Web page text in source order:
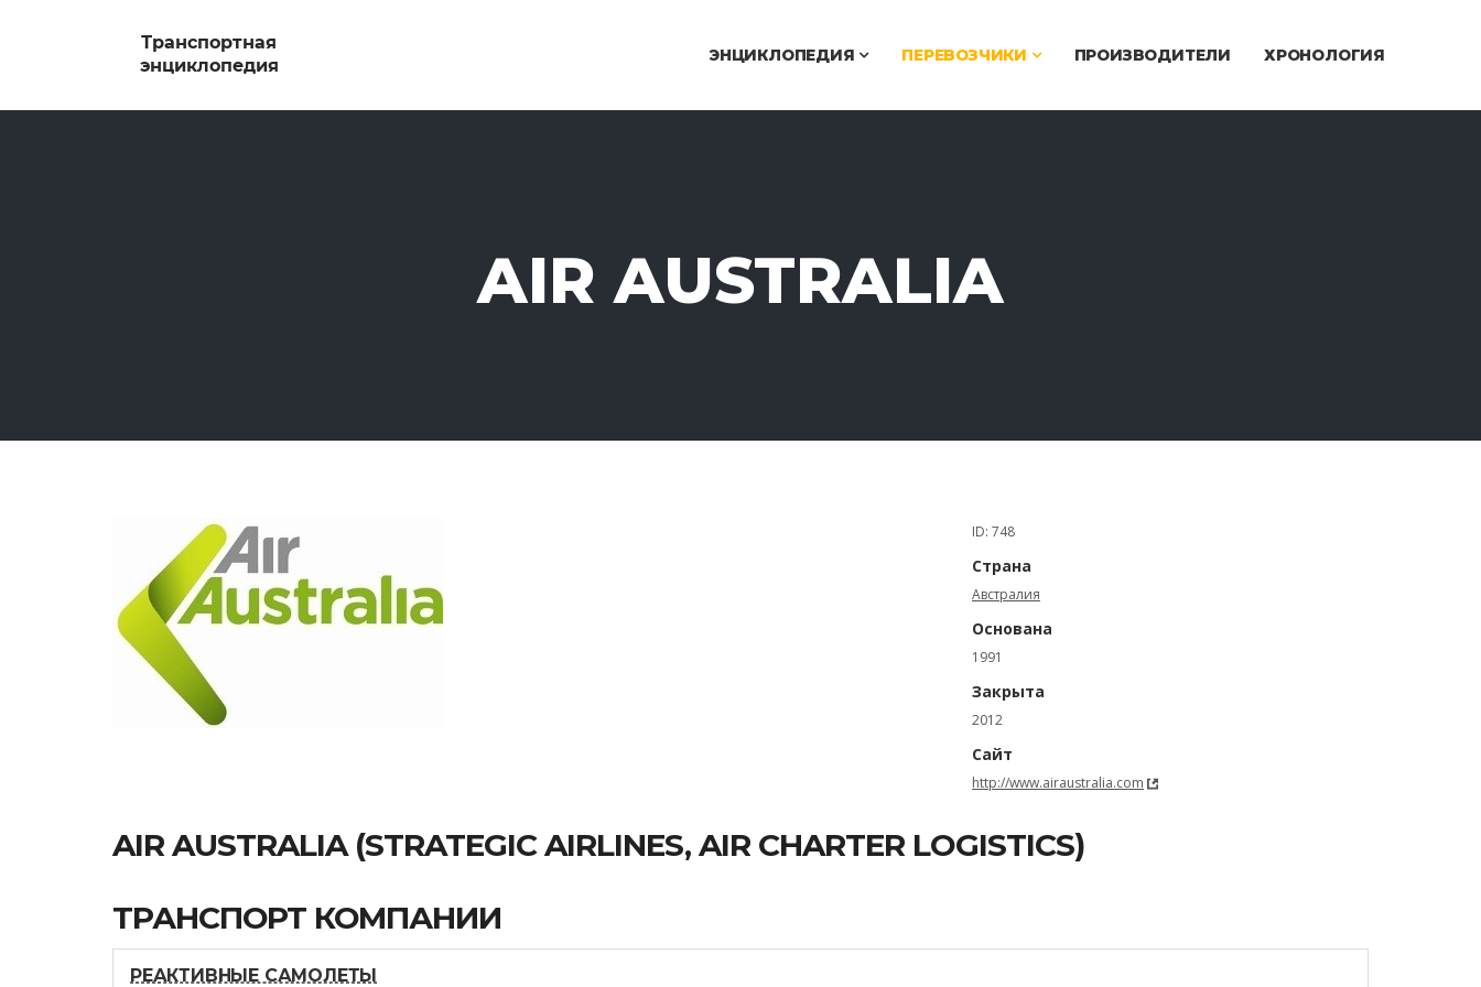
ЭНЦИКЛОПЕДИЯ ПЕРЕВОЗЧИКИ ПРОИЗВОДИТЕЛИ ХРОНОЛОГИЯ
AIR AUSTRALIA
ID: 748
Страна
Австралия
Основана
1991
Закрыта
2012
Сайт
http://www.airaustralia.com
AIR AUSTRALIA (STRATEGIC AIRLINES, AIR CHARTER LOGISTICS)
ТРАНСПОРТ КОМПАНИИ
РЕАКТИВНЫЕ САМОЛЕТЫ